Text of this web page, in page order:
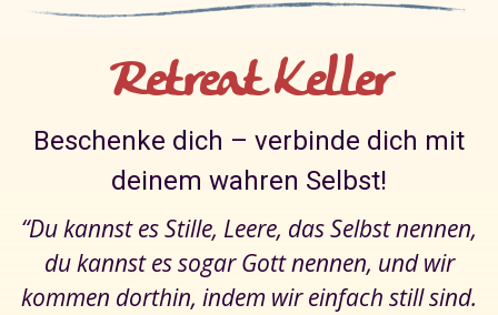
Retreat Keller
Beschenke dich – verbinde dich mit
deinem wahren Selbst!
“Du kannst es Stille, Leere, das Selbst nennen,
du kannst es sogar Gott nennen, und wir
kommen dorthin, indem wir einfach still sind.